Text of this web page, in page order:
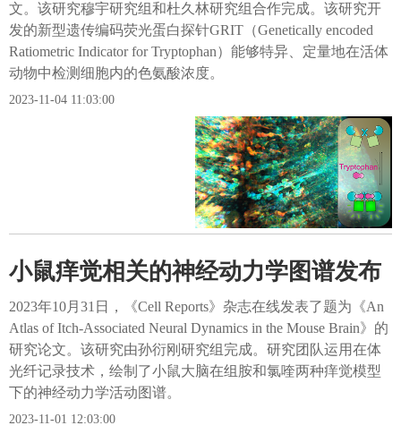
文。该研究穆宇研究组和杜久林研究组合作完成。该研究开
发的新型遗传编码荧光蛋白探针GRIT（Genetically encoded
Ratiometric Indicator for Tryptophan）能够特异、定量地在活体
动物中检测细胞内的色氨酸浓度。
2023-11-04 11:03:00
小鼠痒觉相关的神经动力学图谱发布
2023年10月31日，《Cell Reports》杂志在线发表了题为《An
Atlas of Itch-Associated Neural Dynamics in the Mouse Brain》的
研究论文。该研究由孙衍刚研究组完成。研究团队运用在体
光纤记录技术，绘制了小鼠大脑在组胺和氯喹两种痒觉模型
下的神经动力学活动图谱。
2023-11-01 12:03:00